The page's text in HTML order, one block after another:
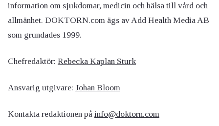
information om sjukdomar, medicin och hälsa till vård och
allmänhet. DOKTORN.com ägs av Add Health Media AB
som grundades 1999.
Chefredaktör: Rebecka Kaplan Sturk
Ansvarig utgivare: Johan Bloom
Kontakta redaktionen på info@doktorn.com